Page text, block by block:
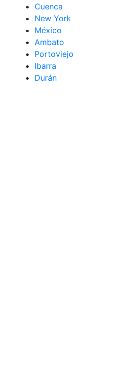
Cuenca
New York
México
Ambato
Portoviejo
Ibarra
Durán